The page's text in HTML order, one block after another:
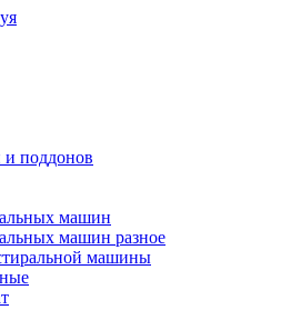
поддонов
машин
машин разное
машины